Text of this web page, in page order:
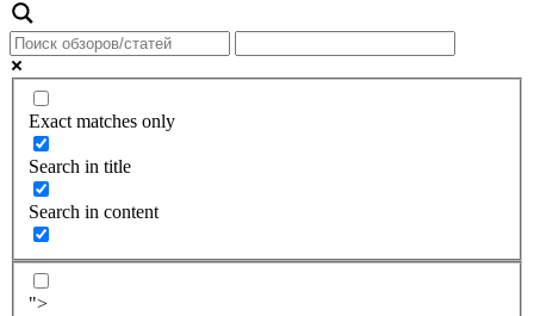
Exact matches only
Search in title
Search in content
">